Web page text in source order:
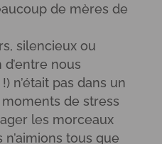
de mères de
silencieux ou
d’entre nous
n’était pas dans un
de stress
les morceaux
tous que